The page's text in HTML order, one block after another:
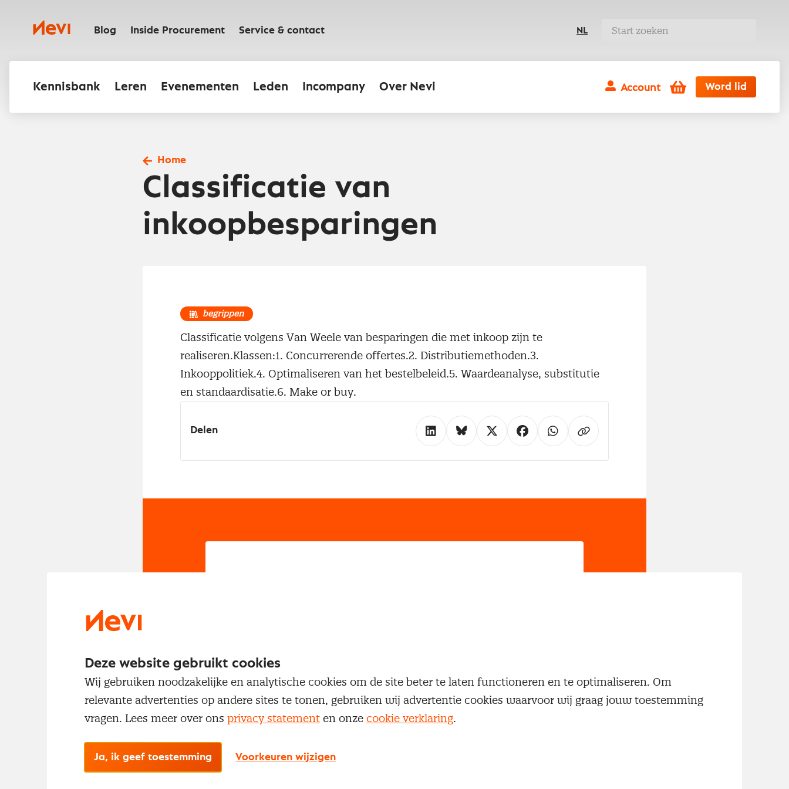
inhoudNevi Blog Inside Procurement Service & contact NL
Kennisbank Leren Evenementen Leden Incompany Over Nevi Account Winkelwagen
Word lid
Home
Classificatie van
inkoopbesparingen
begrippen
Classificatie volgens Van Weele van besparingen die met inkoop zijn te
realiseren.Klassen:1. Concurrerende offertes.2. Distributiemethoden.3.
Inkooppolitiek.4. Optimaliseren van het bestelbeleid.5. Waardeanalyse, substitutie
en standaardisatie.6. Make or buy.
Delen
Inloggen
Deze website gebruikt cookies
Wij gebruiken noodzakelijke en analytische cookies om de site beter te laten functioneren en te optimaliseren. Om
relevante advertenties op andere sites te tonen, gebruiken wij advertentie cookies waarvoor wij graag jouw toestemming
vragen. Lees meer over ons privacy statement en onze cookie verklaring.
Ja, ik geef toestemming Voorkeuren wijzigen